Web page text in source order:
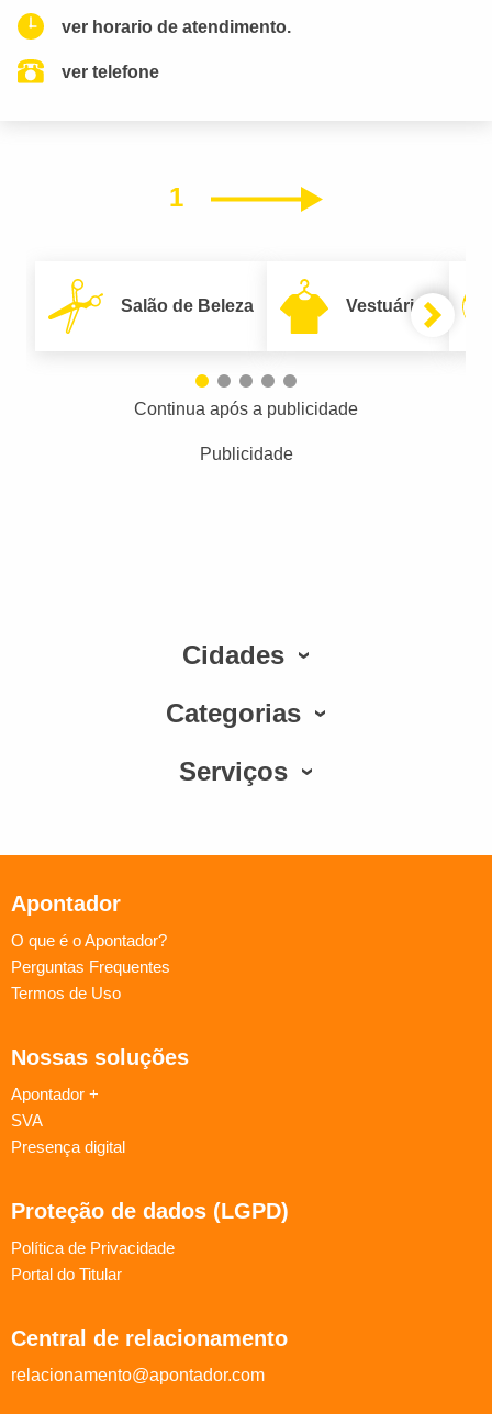
ver horario de atendimento.
ver telefone
1 Próximo
Salão de Beleza Vestuário
Continua após a publicidade
Publicidade
Cidades
Categorias
Serviços
Apontador
O que é o Apontador?
Perguntas Frequentes
Termos de Uso
Nossas soluções
Apontador +
SVA
Presença digital
Proteção de dados (LGPD)
Política de Privacidade
Portal do Titular
Central de relacionamento
relacionamento@apontador.com